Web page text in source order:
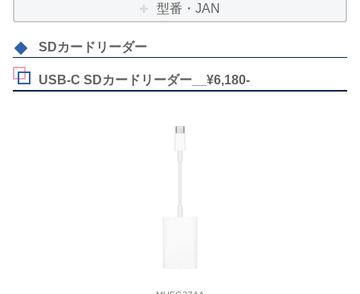
型番・JAN
SDカードリーダー
USB-C SDカードリーダー__¥6,180-